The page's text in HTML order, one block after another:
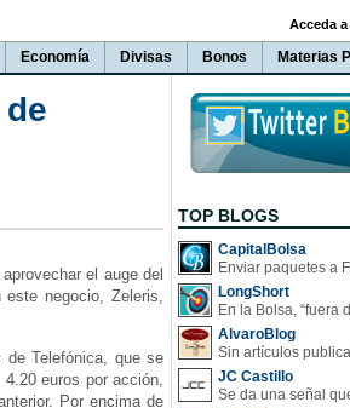
Economía Divisas Bonos Materias
Acceda
el auge del
negocio, Zeleris,
Telefónica, que se
euros por acción,
Por encima de
TOP BLOGS
CapitalBolsa
LongShort
En la Bolsa, “fuera
AlvaroBlog
Sin artículos
JC Castillo